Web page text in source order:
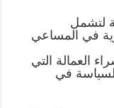
لتشمل
في المساعي
العمالة التي
في